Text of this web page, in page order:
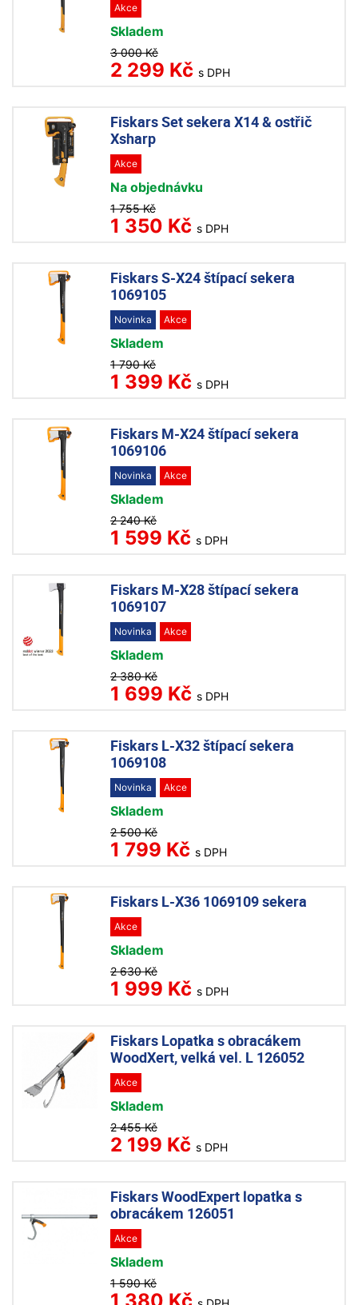
Akce
Skladem
3 000 Kč
2 299 Kč s DPH
Fiskars Set sekera X14 & ostřič
Xsharp
Akce
Na objednávku
1 755 Kč
1 350 Kč s DPH
Fiskars S-X24 štípací sekera
1069105
Novinka Akce
Skladem
1 790 Kč
1 399 Kč s DPH
Fiskars M-X24 štípací sekera
1069106
Novinka Akce
Skladem
2 240 Kč
1 599 Kč s DPH
Fiskars M-X28 štípací sekera
1069107
Novinka Akce
Skladem
2 380 Kč
1 699 Kč s DPH
Fiskars L-X32 štípací sekera
1069108
Novinka Akce
Skladem
2 500 Kč
1 799 Kč s DPH
Fiskars L-X36 1069109 sekera
Akce
Skladem
2 630 Kč
1 999 Kč s DPH
Fiskars Lopatka s obracákem
WoodXert, velká vel. L 126052
Akce
Skladem
2 455 Kč
2 199 Kč s DPH
Fiskars WoodExpert lopatka s
obracákem 126051
Akce
Skladem
1 590 Kč